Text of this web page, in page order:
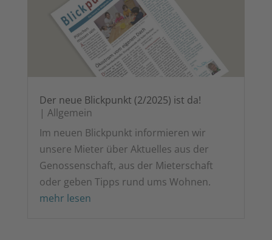
Der neue Blick­punkt (2/2025) ist da!
| All­ge­mein
Im neu­en Blick­punkt infor­mie­ren wir
unse­re Mie­ter über Aktu­el­les aus der
Genos­sen­schaft, aus der Mie­ter­schaft
oder geben Tipps rund ums Wohnen.
mehr lesen